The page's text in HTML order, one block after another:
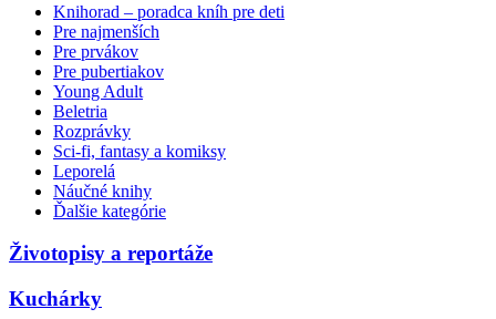
Knihorad – poradca kníh pre deti
Pre najmenších
Pre prvákov
Pre pubertiakov
Young Adult
Beletria
Rozprávky
Sci-fi, fantasy a komiksy
Leporelá
Náučné knihy
Ďalšie kategórie
Životopisy a reportáže
Kuchárky